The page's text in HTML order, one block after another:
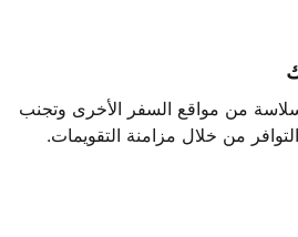
من مواقع السفر الأخرى وتجنب
من خلال مزامنة التقويمات.